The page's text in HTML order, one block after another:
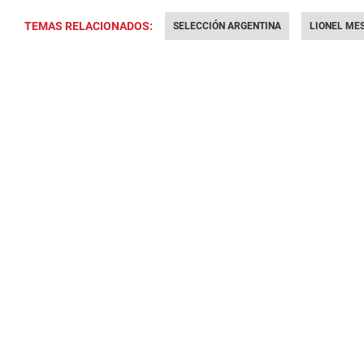
TEMAS RELACIONADOS: SELECCIÓN ARGENTINA LIONEL